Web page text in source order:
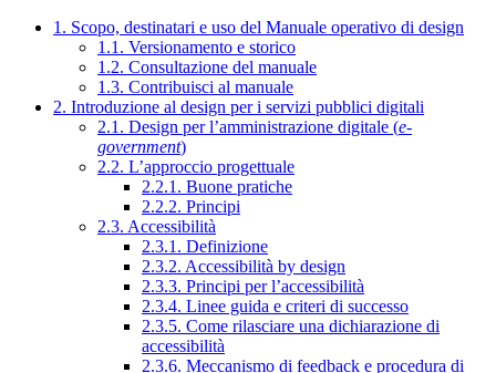
1. Scopo, destinatari e uso del Manuale operativo di design
1.1. Versionamento e storico
1.2. Consultazione del manuale
1.3. Contribuisci al manuale
2. Introduzione al design per i servizi pubblici digitali
2.1. Design per l’amministrazione digitale (e-
government)
2.2. L’approccio progettuale
2.2.1. Buone pratiche
2.2.2. Principi
2.3. Accessibilità
2.3.1. Definizione
2.3.2. Accessibilità by design
2.3.3. Principi per l’accessibilità
2.3.4. Linee guida e criteri di successo
2.3.5. Come rilasciare una dichiarazione di
accessibilità
2.3.6. Meccanismo di feedback e procedura di